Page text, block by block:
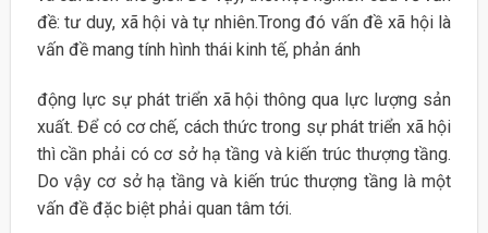
đề: tư duy, xã hội và tự nhiên.Trong đó vấn đề xã hội là
vấn đề mang tính hình thái kinh tế, phản ánh
động lực sự phát triển xã hội thông qua lực lượng sản
xuất. Để có cơ chế, cách thức trong sự phát triển xã hội
thì cần phải có cơ sở hạ tầng và kiến trúc thượng tầng.
Do vậy cơ sở hạ tầng và kiến trúc thượng tầng là một
vấn đề đặc biệt phải quan tâm tới.